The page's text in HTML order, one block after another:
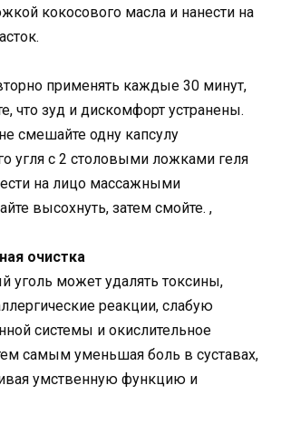
кокосового масла и нанести на
применять каждые 30 минут,
что зуд и дискомфорт устранены.
смешайте одну капсулу
угля с 2 столовыми ложками геля
на лицо массажными
высохнуть, затем смойте. ,
очистка
уголь может удалять токсины,
реакции, слабую
системы и окислительное
самым уменьшая боль в суставах,
умственную функцию и